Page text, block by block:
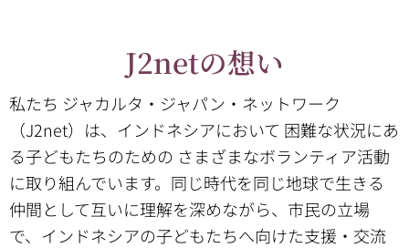
J2netの想い
私たち ジャカルタ・ジャパン・ネットワーク
（J2net）は、インドネシアにおいて 困難な状況にあ
る子どもたちのための さまざまなボランティア活動
に取り組んでいます。同じ時代を同じ地球で生きる
仲間として互いに理解を深めながら、市民の立場
で、インドネシアの子どもたちへ向けた支援・交流